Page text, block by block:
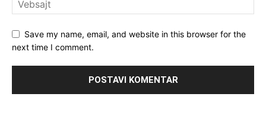
Save my name, email, and website in this browser for the
next time I comment.